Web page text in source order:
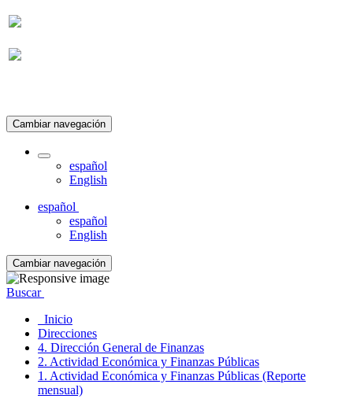
Cambiar navegación
español
English
español
español
English
Cambiar navegación
Buscar
Inicio
Direcciones
4. Dirección General de Finanzas
2. Actividad Económica y Finanzas Públicas
1. Actividad Económica y Finanzas Públicas (Reporte
mensual)